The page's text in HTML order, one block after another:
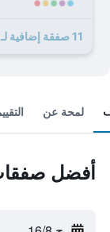
11 صفقة إضافية لـ كانتيلينا كومبليكس
لمحة عن
أفضل صفقات